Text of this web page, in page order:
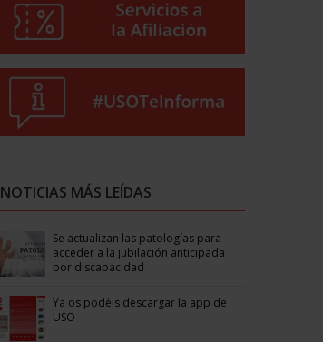
NOTICIAS MÁS LEÍDAS
Se actualizan las patologías para
acceder a la jubilación anticipada
por discapacidad
Ya os podéis descargar la app de
USO